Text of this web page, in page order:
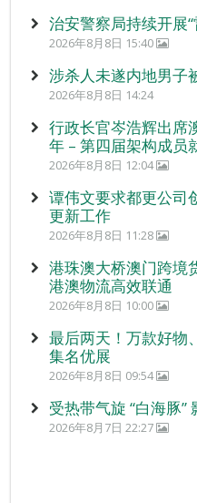
治安警察局持续开展
2026年8月8日 15:40
涉杀人未遂内地男子
2026年8月8日 14:24
行政长官岑浩辉出席
年 – 第四届架构成员
2026年8月8日 12:04
谭伟文要求都更公司
更新工作
2026年8月8日 11:28
港珠澳大桥澳门跨境
港澳物流高效联通
2026年8月8日 10:00
最后两天！万款好物
集名优展
2026年8月8日 09:54
受热带气旋 “白海豚
2026年8月7日 22:27